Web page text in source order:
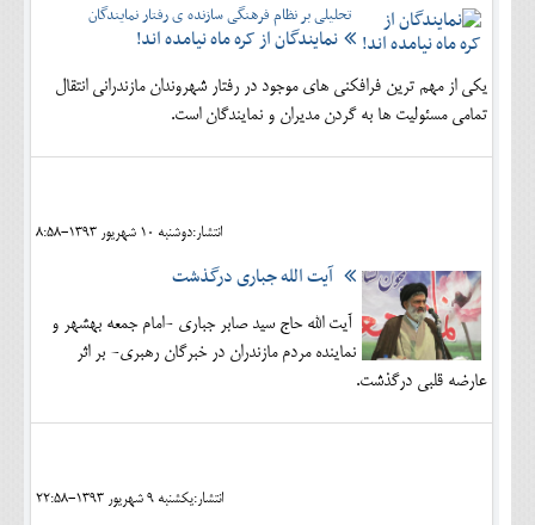
تحلیلی بر نظام فرهنگی سازنده ی رفتار نمایندگان
نمایندگان از کره ماه نیامده اند!
یکی از مهم ترین فرافکنی های موجود در رفتار شهروندان مازندرانی انتقال
تمامی مسئولیت ها به گردن مدیران و نمایندگان است.
انتشار:دوشنبه 10 شهريور 1393-8:58
آیت الله جباری درگذشت
آیت الله حاج سید صابر جباری -امام جمعه بهشهر و
نماینده مردم مازندران در خبرگان رهبری- بر اثر
عارضه قلبی درگذشت.
انتشار:يکشنبه 9 شهريور 1393-22:58